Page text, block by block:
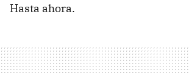
Hasta ahora.